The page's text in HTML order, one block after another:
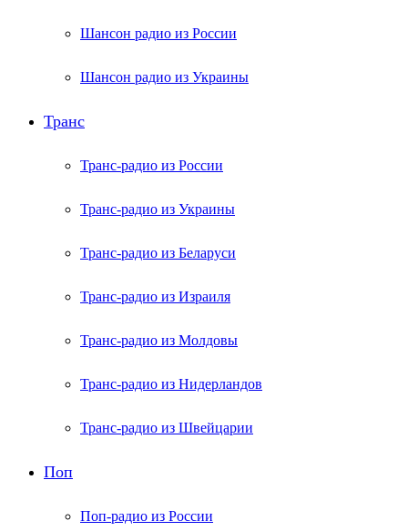
Шансон радио из России
Шансон радио из Украины
Транс
Транс-радио из России
Транс-радио из Украины
Транс-радио из Беларуси
Транс-радио из Израиля
Транс-радио из Молдовы
Транс-радио из Нидерландов
Транс-радио из Швейцарии
Поп
Поп-радио из России